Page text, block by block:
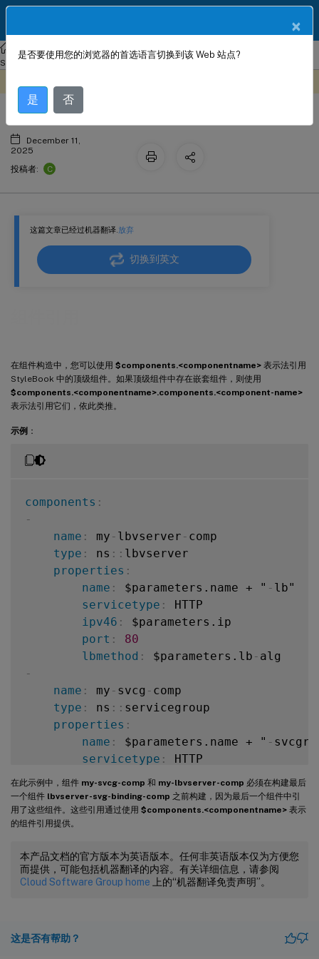
NetScalerConsole 本地部署
NetScaler 应用交付管理 14.1
StyleBook 配置
这篇文章已经过机器翻译.放弃
切换到英文
在组件构造中，您可以使用 $components.<componentname> 表示法引用
StyleBook 中的顶级组件。如果顶级组件中存在嵌套组件，则使用
$components.<componentname>.components.<component-name>
表示法引用它们，依此类推。
示例 ：
components :
-
name : my - lbvserver - comp
type : ns : : lbvserver
properties :
name : $parameters.name + " - lb"
servicetype :
HTTP
ipv46 :
$parameters.ip
port :
80
lbmethod : $parameters.lb -
-
name : my - svcg - comp
type : ns : : servicegroup
properties :
name : $parameters.name + " -
servicetype :
-
name: members -svcg-comp
type: ns::
repeat
properties:
ip: $srv
name
在此示例中，组件 my-svcg-comp 和 my-lbvserver-comp 必须在构建最后
一个组件 lbvserver-svg-binding-comp 之前构建，因为最后一个组件中引
用了这些组件。这些引用通过使用 $components.<componentname> 表示
的组件引用提供。
本产品文档的官方版本为英语版本。任何非英语版本仅为方便您
而提供，可能包括机器翻译的内容。有关详细信息，请参阅
Cloud Software Group home 上的“机器翻译免责声明”。
这是否有帮助？
组件引用
December 11,
2025
投稿者:
C
×
是否要使用您的浏览器的首选语言切换到该 Web 站点?
是 否